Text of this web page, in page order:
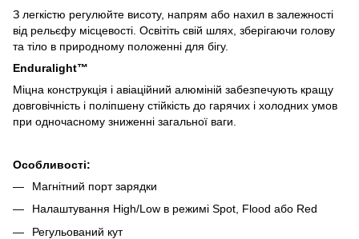
З легкістю регулюйте висоту, напрям або нахил в залежності
від рельєфу місцевості. Освітіть свій шлях, зберігаючи голову
та тіло в природному положенні для бігу.
Enduralight™
Міцна конструкція і авіаційний алюміній забезпечують кращу
довговічність і поліпшену стійкість до гарячих і холодних умов
при одночасному зниженні загальної ваги.
Особливості:
Магнітний порт зарядки
Налаштування High/Low в режимі Spot, Flood або Red
Регульований кут